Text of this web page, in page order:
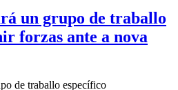
un grupo de traballo
forzas ante a nova